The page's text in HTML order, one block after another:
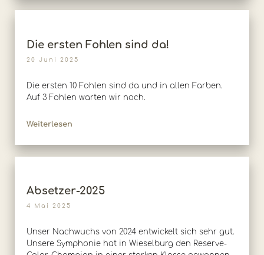
Die ersten Fohlen sind da!
20 Juni 2025
Die ersten 10 Fohlen sind da und in allen Farben.
Auf 3 Fohlen warten wir noch.
Weiterlesen
Absetzer-2025
4 Mai 2025
Unser Nachwuchs von 2024 entwickelt sich sehr gut.
Unsere Symphonie hat in Wieselburg den Reserve-